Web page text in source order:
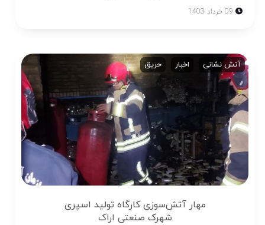
09 خرداد 1403
آتش نشانی اخبار حریق
مهار آتش‌سوزی کارگاه تولید اسپری
شهرک صنعتی اراک